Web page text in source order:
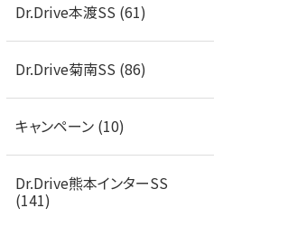
Dr.Drive本渡SS (61)
Dr.Drive菊南SS (86)
キャンペーン (10)
Dr.Drive熊本インターSS
(141)